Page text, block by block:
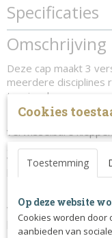
Specificaties
Productcode
846-7195
Omschrijving
Deze cap maakt 3
meerdere disciplines
te wisselen.
De OneK Xtreme
verwisselbare
grotere zonneklep
verwisselen, maar
kan de cap gebruikt
Deze comfortabele
ventilatiesleur aan de
piping én aan de
Cookies
Toestemming
Op deze website
Cookies worden door
aanbieden van